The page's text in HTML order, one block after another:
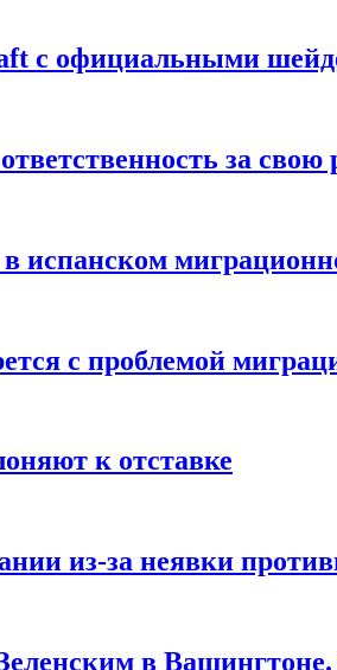
с официальными
за
испанском
с проблемой
к отставке
из-за неявки
в